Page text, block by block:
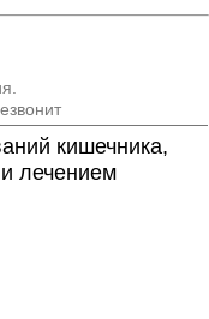
кишечника,
лечением